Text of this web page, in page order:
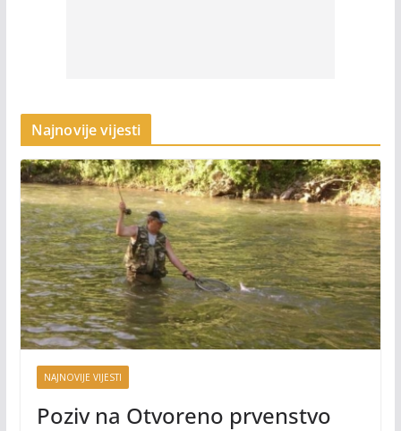
Najnovije vijesti
NAJNOVIJE VIJESTI
Poziv na Otvoreno prvenstvo